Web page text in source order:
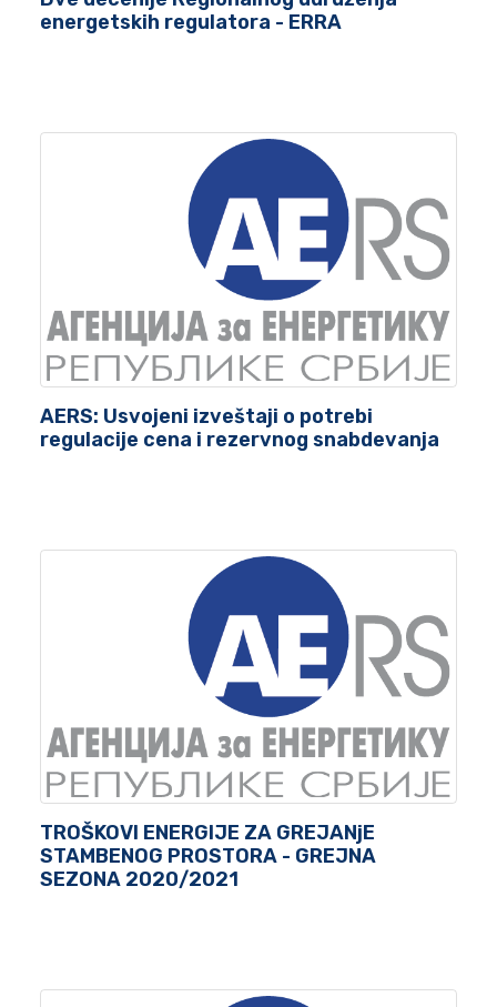
energetskih regulatora - ERRA
AERS: Usvojeni izveštaji o potrebi
regulacije cena i rezervnog snabdevanja
TROŠKOVI ENERGIJE ZA GREJANjE
STAMBENOG PROSTORA - GREJNA
SEZONA 2020/2021